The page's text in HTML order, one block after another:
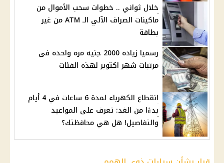
خلال ثواني .. خطوات سحب الأموال من
ماكينات الصراف الآلي الـ ATM من غير
بطاقة
رسميا زياده 2000 جنيه مره واحده فى
مرتبات شهر اكتوبر لهذه الفئات
انقطاع الكهرباء لمدة 6 ساعات في 4 أيام
بدءًا من الغد: تعرف على المواعيد
والتفاصيل! هل هي محافظتك؟